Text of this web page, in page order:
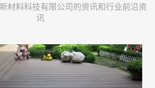
材料科技有限公司的资讯和行业前沿资
讯